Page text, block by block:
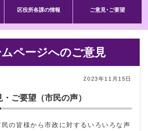
区役所各課の情報 ご意見･ご要望
ページへのご意見
2023年11月15日
ご要望（市民の声）
の皆様から市政に対するいろいろな声